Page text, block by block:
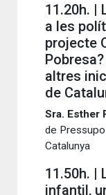
11.20h. |
a les
projecte
altres
de
Sra. Esther
de
Catalunya
11.50h. |
infantil,